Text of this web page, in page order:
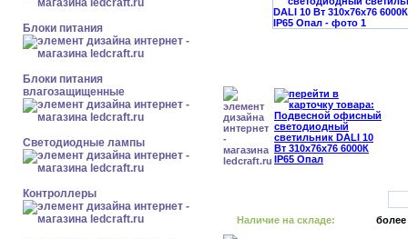
Блоки питания
Блоки питания
влагозащищенные
Светодиодные лампы
Контроллеры
Наличие на складе: более